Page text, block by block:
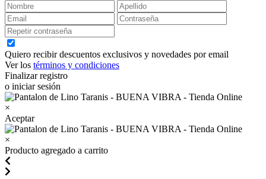
Quiero recibir descuentos exclusivos y novedades por email
Ver los términos y condiciones
Finalizar registro
o iniciar sesión
×
Aceptar
×
Producto agregado a carrito